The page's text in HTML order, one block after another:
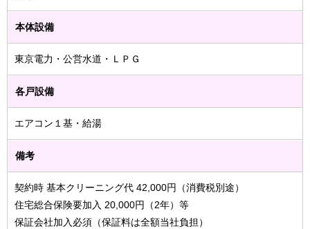
本体設備
東京電力・公営水道・ＬＰＧ
各戸設備
エアコン１基・給湯
備考
契約時 基本クリーニング代 42,000円（消費税別途）
住宅総合保険要加入 20,000円（2年）等
保証会社加入必須（保証料は全額当社負担）